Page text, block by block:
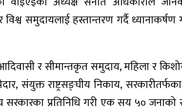
समुदायलाई हस्तान्तरण गर्दै
र सीमान्तकृत समुदाय, महिला र
संयुक्त राष्ट्रसङ्घीय निकाय, सरकारीतर्फका
सरकारका प्रतिनिधि गरी एक सय ५० जनाको